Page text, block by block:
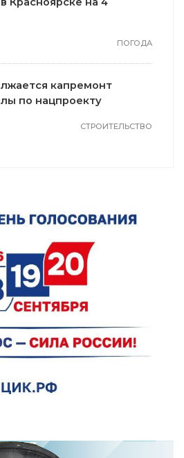
ПОГОДА
капремонт
по нацпроекту
СТРОИТЕЛЬСТВО